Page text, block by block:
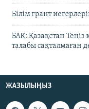
Білім грант
БАҚ: Қазақстан
талабы сақталмаған
ЖАЗЫЛЫҢЫЗ